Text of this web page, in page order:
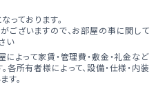
っております。
ございますので、お部屋の事に関して
い
よって家賃・管理費・敷金・礼金など
所有者様によって、設備・仕様・内装
す。